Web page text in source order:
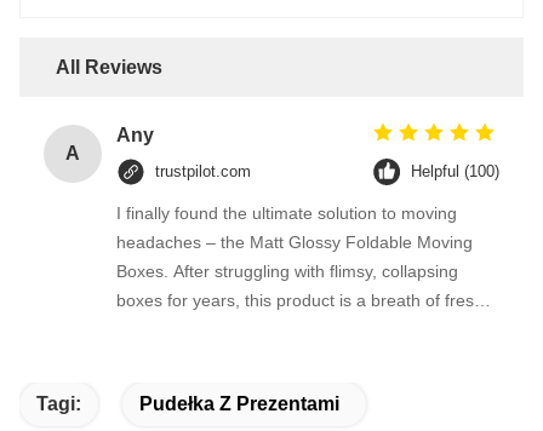
All Reviews
A
Any
trustpilot.com Helpful (100)
I finally found the ultimate solution to moving
headaches – the Matt Glossy Foldable Moving
Boxes. After struggling with flimsy, collapsing
boxes for years, this product is a breath of fresh
Tagi: Pudełka Z Prezentami